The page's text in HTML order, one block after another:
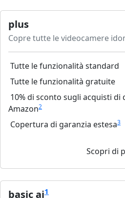
plus
Copre tutte le videocamere
Tutte le funzionalità standard
Tutte le funzionalità gratuite
10% di sconto sugli acquisti di
Amazon2
Copertura di garanzia estesa3
Scopri di
basic ai1